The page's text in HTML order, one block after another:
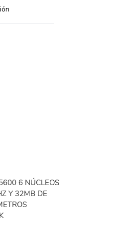
6 NÚCLEOS
Y 32MB DE